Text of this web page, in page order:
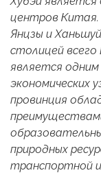
центров Китая.
Янцзы и
столицей
является
экономических
провинция
природных
транспортной